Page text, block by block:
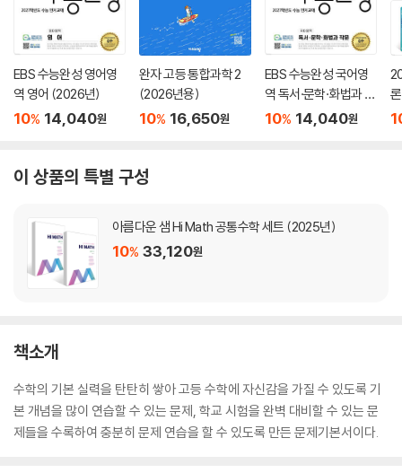
EBS 수능완성 영어영
역 영어 (2026년)
10% 14,040원
완자 고등 통합과학 2
(2026년용)
10% 16,650원
EBS 수능완성 국어영
역 독서·문학·화법과 작
문 (2026년)
10% 14,040원
(
이 상품의 특별 구성
아름다운 샘 Hi Math 공통수학 세트 (2025년)
10% 33,120원
책소개
수학의 기본 실력을 탄탄히 쌓아 고등 수학에 자신감을 가질 수 있도록 기
본 개념을 많이 연습할 수 있는 문제, 학교 시험을 완벽 대비할 수 있는 문
제들을 수록하여 충분히 문제 연습을 할 수 있도록 만든 문제기본서이다.